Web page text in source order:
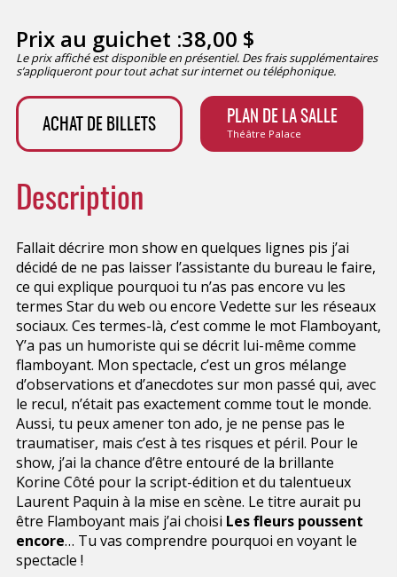
Prix au guichet :38,00 $
Le prix affiché est disponible en présentiel. Des frais supplémentaires
s’appliqueront pour tout achat sur internet ou téléphonique.
ACHAT DE BILLETS PLAN DE LA SALLE
Théâtre Palace
Description
Fallait décrire mon show en quelques lignes pis j’ai
décidé de ne pas laisser l’assistante du bureau le faire,
ce qui explique pourquoi tu n’as pas encore vu les
termes Star du web ou encore Vedette sur les réseaux
sociaux. Ces termes-là, c’est comme le mot Flamboyant,
Y’a pas un humoriste qui se décrit lui-même comme
flamboyant. Mon spectacle, c’est un gros mélange
d’observations et d’anecdotes sur mon passé qui, avec
le recul, n’était pas exactement comme tout le monde.
Aussi, tu peux amener ton ado, je ne pense pas le
traumatiser, mais c’est à tes risques et péril. Pour le
show, j’ai la chance d’être entouré de la brillante
Korine Côté pour la script-édition et du talentueux
Laurent Paquin à la mise en scène. Le titre aurait pu
être Flamboyant mais j’ai choisi Les fleurs poussent
encore… Tu vas comprendre pourquoi en voyant le
spectacle !